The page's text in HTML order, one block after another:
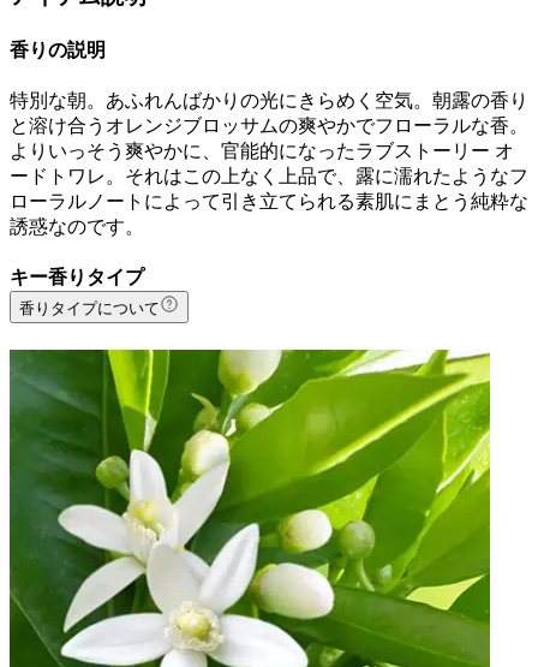
香りの説明
特別な朝。あふれんばかりの光にきらめく空気。朝露の香り
と溶け合うオレンジブロッサムの爽やかでフローラルな香。
よりいっそう爽やかに、官能的になったラブストーリー オ
ードトワレ。それはこの上なく上品で、露に濡れたようなフ
ローラルノートによって引き立てられる素肌にまとう純粋な
誘惑なのです。
キー香りタイプ
香りタイプについて